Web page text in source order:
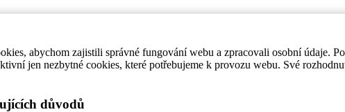
abychom zajistili správné fungování webu a zpracovali osobní údaje.
jen nezbytné cookies, které potřebujeme k provozu webu. Své
důvodů